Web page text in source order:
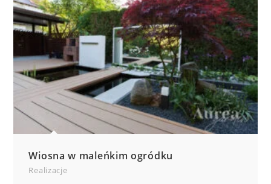
Wiosna w maleńkim ogródku
Realizacje